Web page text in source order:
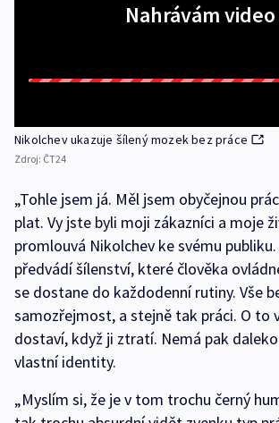
Nahrávám video
Nikolchev ukazuje šílený mozek bez práce
Zdroj: ČT24
„Tohle jsem já. Měl jsem obyčejnou
plat. Vy jste byli moji zákazníci a moje
promlouvá Nikolchev ke svému
předvádí šílenství, které člověka
se dostane do každodenní rutiny. Vše
samozřejmost, a stejně tak práci. O to
dostaví, když ji ztratí. Nemá pak
vlastní identity.
„Myslím si, že je v tom trochu černý